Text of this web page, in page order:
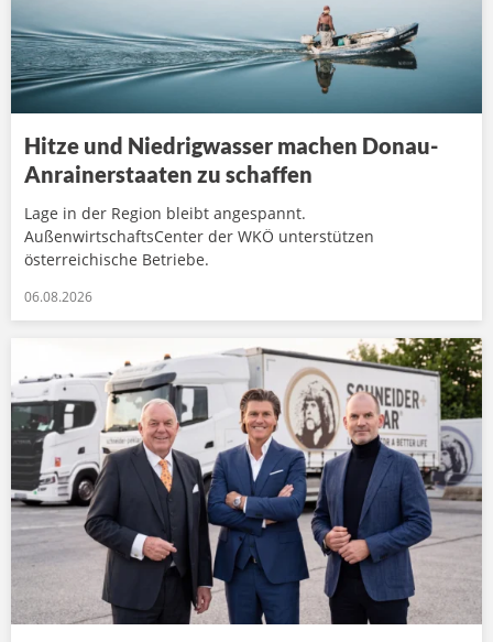
Hitze und Niedrigwasser machen Donau-
Anrainerstaaten zu schaffen
Lage in der Region bleibt angespannt.
AußenwirtschaftsCenter der WKÖ unterstützen
österreichische Betriebe.
06.08.2026